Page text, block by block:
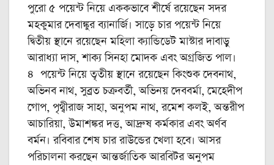
পুরো ৫ পয়েন্ট নিয়ে এককভাবে শীর্ষে রয়েছেন সদর
মহকুমার দেবাঙ্কুর ব্যানার্জি। সাড়ে চার পয়েন্ট নিয়ে
দ্বিতীয় স্থানে রয়েছেন মহিলা ক্যান্ডিডেট মাস্টার দাবাড়ু
আরাধ্যা দাস, শাক্য সিনহা মোদক এবং অগ্রজিত পাল।
৪ পয়েন্ট নিয়ে তৃতীয় স্থানে রয়েছেন কিংশুক দেবনাথ,
অভিনব নাথ, সুব্রত চক্রবর্তী, অভিনয় দেববর্মা, মেহেদীপ
গোপ, পৃথ্বীরাজ সাহা, অনুপম নাথ, রমেশ কলই, অন্তরীপ
আচারিয়া, উমাশঙ্কর দত্ত, আদ্রুষ কর্মকার এবং অর্ণব
বর্মন। রবিবার শেষ চার রাউন্ডের খেলা হবে। আসর
পরিচালনা করছেন আন্তর্জাতিক আরবিটর অনুপম